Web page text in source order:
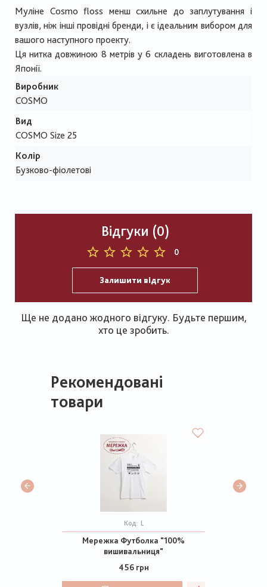
Муліне Cosmo floss менш схильне до заплутування і
вузлів, ніж інші провідні бренди, і є ідеальним вибором для
вашого наступного проекту.
Ця нитка довжиною 8 метрів у 6 складень виготовлена в
Японії.
Виробник
COSMO
Вид
COSMO Size 25
Колір
Бузково-фіолетові
Відгуки (0)
0
Залишити відгук
Ще не додано жодного відгуку. Будьте першим,
хто це зробить.
Рекомендовані
товари
Код: L
Мережка Футболка "100%
вишивальниця"
456 грн